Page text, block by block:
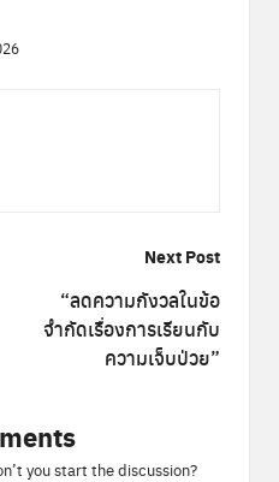
Next Post
“ลดความกังวลในข้อ
จำกัดเรื่องการเรียนกับ
ความเจ็บป่วย”
you start the discussion?